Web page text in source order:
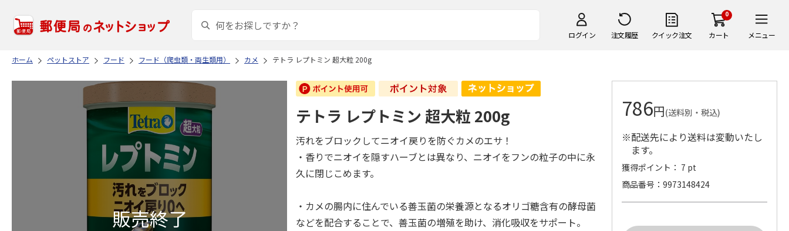
ログイン 注文履歴 クイック注文
0
カート メニュー
ホーム ペットストア フード フード（爬虫類・両生類用） カメ テトラ レプトミン 超大粒 200g
テトラ レプトミン 超大粒 200g
汚れをブロックしてニオイ戻りを防ぐカメのエサ！
・香りでニオイを隠すハーブとは異なり、ニオイをフンの粒子の中に永
久に閉じこめます。
・カメの腸内に住んでいる善玉菌の栄養源となるオリゴ糖含有の酵母菌
などを配合することで、善玉菌の増殖を助け、消化吸収をサポート。
786円(送料別・税込)
※配送先により送料は変動いたし
ます。
獲得ポイント： 7 pt
商品番号
9973148424